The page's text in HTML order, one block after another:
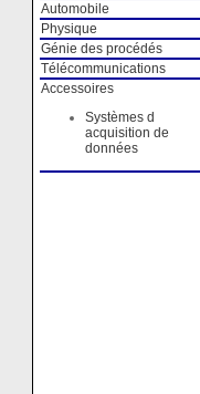
Automobile
Physique
Génie des procédés
Télécommunications
Accessoires
Systèmes d
acquisition de
données